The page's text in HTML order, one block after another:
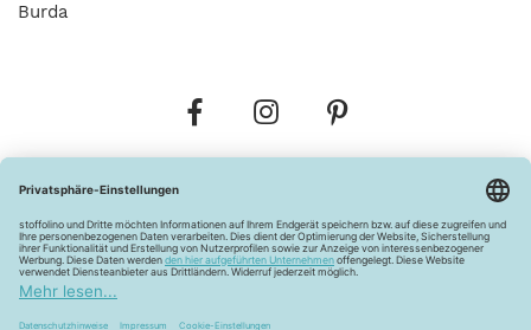
Burda
Widerrufsbelehrung Vertrag widerrufen
Barrierefreiheitserklärung